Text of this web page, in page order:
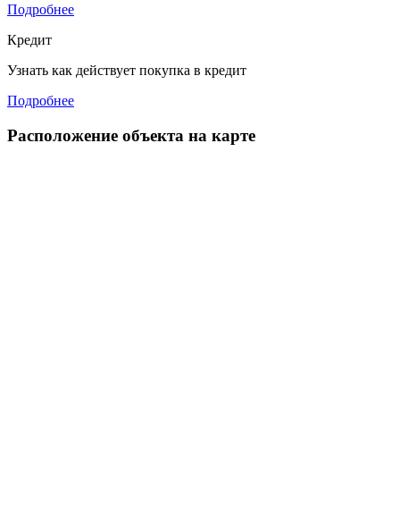
Подробнее
Кредит
Узнать как действует покупка в кредит
Подробнее
Расположение объекта на карте